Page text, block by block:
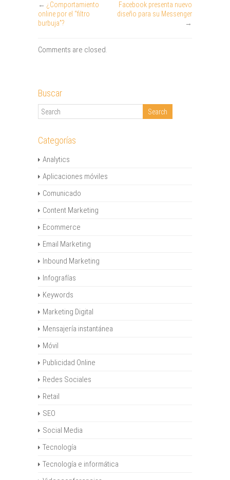
← ¿Comportamiento
online por el “filtro
burbuja”?
Facebook presenta nuevo
diseño para su Messenger
→
Comments are closed.
Buscar
Categorías
Analytics
Aplicaciones móviles
Comunicado
Content Marketing
Ecommerce
Email Marketing
Inbound Marketing
Infografías
Keywords
Marketing Digital
Mensajería instantánea
Móvil
Publicidad Online
Redes Sociales
Retail
SEO
Social Media
Tecnología
Tecnología e informática